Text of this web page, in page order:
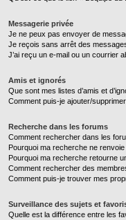
Messagerie privée
Je ne peux pas envoyer de
Je reçois sans arrêt des
J’ai reçu un e-mail ou un courrier
Amis et ignorés
Que sont mes listes d’amis et
Comment puis-je ajouter/
Recherche dans les forums
Comment rechercher dans les
Pourquoi ma recherche ne
Pourquoi ma recherche retourne
Comment rechercher des
Comment puis-je trouver mes
Surveillance des sujets et
Quelle est la différence entre les